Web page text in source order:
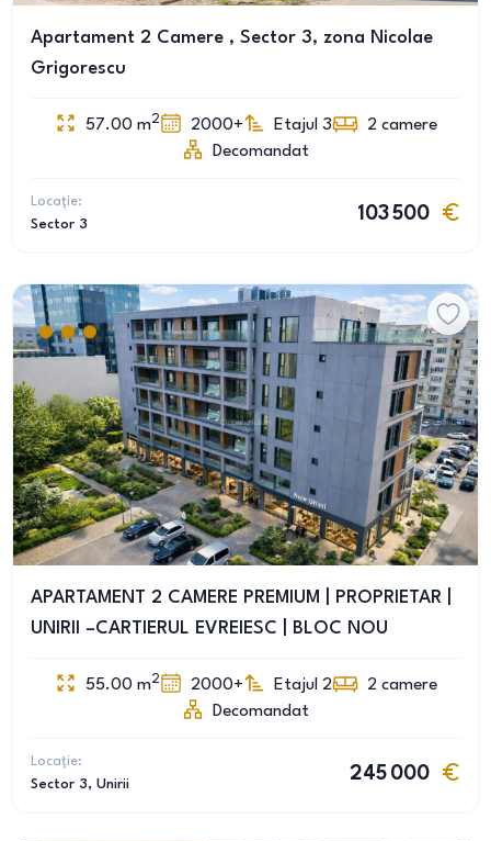
Apartament 2 Camere , Sector 3, zona Nicolae
Grigorescu
57.00 m2 2000+ Etajul 3 2 camere
Decomandat
Locație:
Sector 3
103 500
APARTAMENT 2 CAMERE PREMIUM | PROPRIETAR |
UNIRII –CARTIERUL EVREIESC | BLOC NOU
55.00 m2 2000+ Etajul 2 2 camere
Decomandat
Locație:
Sector 3, Unirii
245 000